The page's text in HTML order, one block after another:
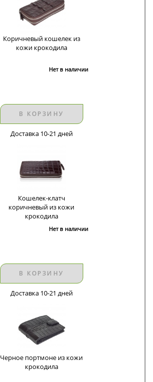
Коричневый кошелек из
кожи крокодила
Нет в наличии
В КОРЗИНУ
Доставка 10-21 дней
Кошелек-клатч
коричневый из кожи
крокодила
Нет в наличии
В КОРЗИНУ
Доставка 10-21 дней
Черное портмоне из кожи
крокодила